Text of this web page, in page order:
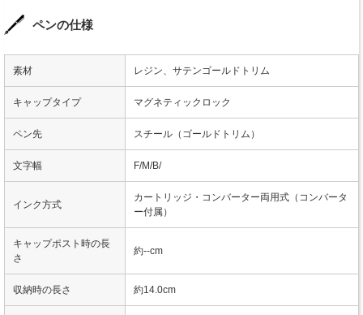
ペンの仕様
素材 レジン、サテンゴールドトリム
キャップタイプ マグネティックロック
ペン先 スチール（ゴールドトリム）
文字幅 F/M/B/
インク方式
カートリッジ・コンバーター両用式（コンバータ
ー付属）
キャップポスト時の長
さ
約--cm
収納時の長さ 約14.0cm